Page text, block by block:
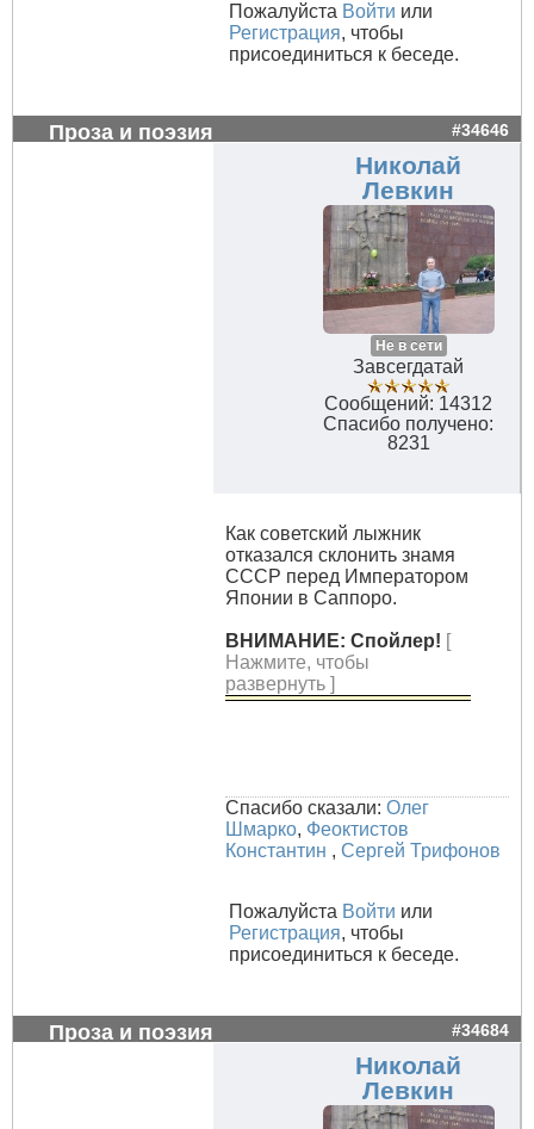
Пожалуйста Войти или
Регистрация, чтобы
присоединиться к беседе.
Проза и поэзия #34646
Николай
Левкин
Не в сети
Завсегдатай
Сообщений: 14312
Спасибо получено:
8231
Как советский лыжник
отказался склонить знамя
СССР перед Императором
Японии в Саппоро.
ВНИМАНИЕ: Спойлер! [
Нажмите, чтобы
развернуть ]
Спасибо сказали: Олег
Шмарко, Феоктистов
Константин , Сергей Трифонов
Пожалуйста Войти или
Регистрация, чтобы
присоединиться к беседе.
Проза и поэзия #34684
Николай
Левкин